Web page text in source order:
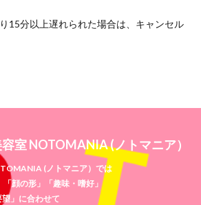
15分以上遅れられた場合は、キャンセル
室 NOTOMANIA (ノトマニア）
(ノトマニア）では
顔の形」「趣味・嗜好」
望」に合わせて